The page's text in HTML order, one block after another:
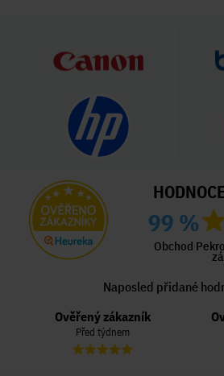
99 %
Obchod
Naposled přidané
Ověřený zákazník
Před týdnem